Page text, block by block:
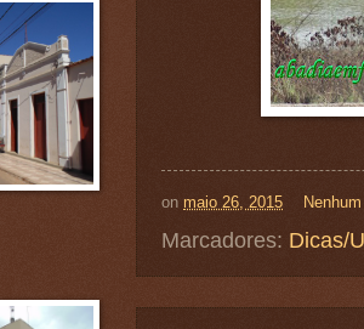
on maio 26, 2015
Marcadores: Dicas/